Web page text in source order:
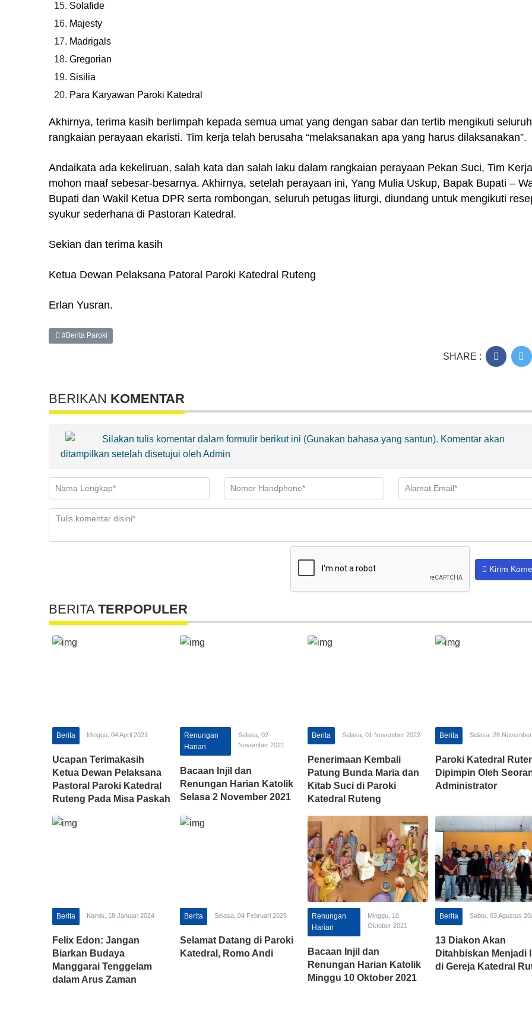
Solafide
Majesty
Madrigals
Gregorian
Sisilia
Para Karyawan Paroki Katedral
Akhirnya, terima kasih berlimpah kepada semua umat yang dengan sabar dan tertib mengikuti seluruh
rangkaian perayaan ekaristi. Tim kerja telah berusaha “melaksanakan apa yang harus dilaksanakan”.
Andaikata ada kekeliruan, salah kata dan salah laku dalam rangkaian perayaan Pekan Suci, Tim Kerja
mohon maaf sebesar-besarnya. Akhirnya, setelah perayaan ini, Yang Mulia Uskup, Bapak Bupati –
Bupati dan Wakil Ketua DPR serta rombongan, seluruh petugas liturgi, diundang untuk mengikuti
syukur sederhana di Pastoran Katedral.
Sekian dan terima kasih
Ketua Dewan Pelaksana Patoral Paroki Katedral Ruteng
Erlan Yusran.
#Berita Paroki
SHARE :
BERIKAN KOMENTAR
Silakan tulis komentar dalam formulir berikut ini (Gunakan bahasa yang santun). Komentar akan
ditampilkan setelah disetujui oleh Admin
Kirim
BERITA TERPOPULER
Berita Minggu, 04 April 2021
Ucapan Terimakasih
Ketua Dewan Pelaksana
Pastoral Paroki Katedral
Ruteng Pada Misa Paskah
Renungan
Harian
Selasa, 02
November 2021
Bacaan Injil dan
Renungan Harian Katolik
Selasa 2 November 2021
Berita Selasa, 01 November 2022
Penerimaan Kembali
Patung Bunda Maria dan
Kitab Suci di Paroki
Katedral Ruteng
Berita Selasa, 28
Paroki Katedral
Dipimpin Oleh
Administrator
Berita Kamis, 18 Januari 2024
Felix Edon: Jangan
Biarkan Budaya
Manggarai Tenggelam
dalam Arus Zaman
Berita Selasa, 04 Februari 2025
Selamat Datang di Paroki
Katedral, Romo Andi
Renungan
Harian
Minggu, 10
Oktober 2021
Bacaan Injil dan
Renungan Harian Katolik
Minggu 10 Oktober 2021
Berita Sabtu, 03 Agustus
13 Diakon Akan
Ditahbiskan Menjadi
di Gereja Katedral